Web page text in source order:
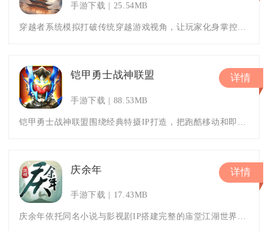
手游下载 25.54MB
穿越者系统模拟打破传统穿越游戏视角，让玩家化身掌控金手指的幕后系统，操控多位位面宿主完成逆袭养成。游戏采用文字放置模拟玩
铠甲勇士战神联盟
手游下载 88.53MB
详情
庆余年
手游下载 17.43MB
详情